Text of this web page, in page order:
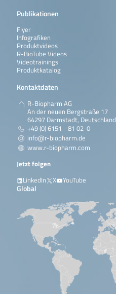
Publikationen
Flyer
Infografiken
Produktvideos
R-BioTube Videos
Videotrainings
Produktkatalog
Kontaktdaten
R-Biopharm AG
An der neuen Bergstraße 17
64297 Darmstadt, Deutschland
+49 (0) 6151 - 81 02-0
info@r-biopharm.de
www.r-biopharm.com
Jetzt folgen
LinkedIn
X YouTube
Global